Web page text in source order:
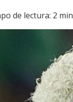
de lectura: 2